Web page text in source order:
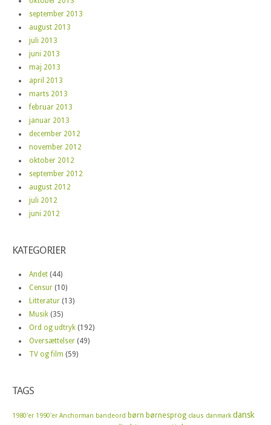
september 2013
august 2013
juli 2013
juni 2013
maj 2013
april 2013
marts 2013
februar 2013
januar 2013
december 2012
november 2012
oktober 2012
september 2012
august 2012
juli 2012
juni 2012
KATEGORIER
Andet (44)
Censur (10)
Litteratur (13)
Musik (35)
Ord og udtryk (192)
Oversættelser (49)
TV og film (59)
TAGS
1980'er 1990'er Anchorman bandeord børn børnesprog claus danmark dansk